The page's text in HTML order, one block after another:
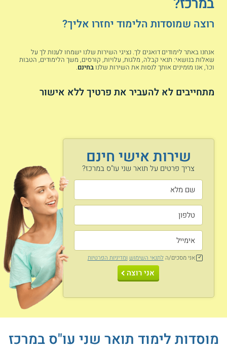
שיתוף פעולה של המכללה עם אוניברסיטת חיפה והתואר המוענק
הוא תואר MA מטעם האוניברסיטה.
הקורסים הנלמדים בו. אורך התכנית כשנתיים, נשים לומדות ביום
מרוכז בשבוע, משעות הבוקר עד הערב, גברים לומדים בשעות
הערב פעמיים בשבוע. כמו כן, מציעים במכללה זו תואר שני
תואר שני בייעוץ חינוכי לחרדים ותואר שני בסיעוד לחרדים.
מעוניינים להיות מטפלים? קראו גם על
שני בפסיכולוגיה קלינית
שירות אישי חינם
צריך פרטים על תואר שני עו"ס במרכז?
אני מסכים/הלתנאי השימוש ומדיניות הפרטיות
אני רוצה
רוצה שמוסדות הלימוד יחזרו אליך?
אנחנו באתר לימודים דואגים לך. נציגי השירות שלנו ישמחו לענות לך על
שאלות בנושאי: תנאי קבלה, מלגות, עלויות, קורסים, משך הלימודים, הטבות
וכו', אנו מזמינים אותך לנסות את השירות שלנובחינם.
מתחייבים לא להעביר את פרטיך ללא אישור
מוסדות לימוד תואר שני עו"ס במרכז